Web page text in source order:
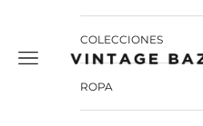
Vintage Bazaar
COLECCIONES
ROPA